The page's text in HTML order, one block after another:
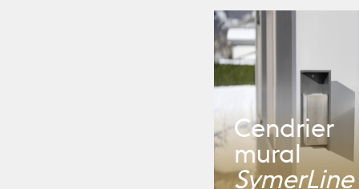
Cendrier
mural